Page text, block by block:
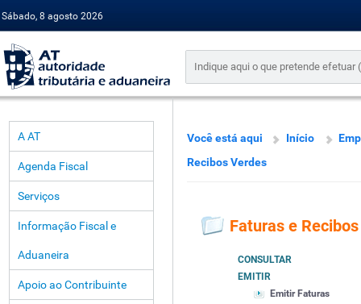
Sábado, 8 agosto 2026
A AT
Agenda Fiscal
Serviços
Informação Fiscal e
Aduaneira
Apoio ao Contribuinte
Você está aqui Início
Recibos Verdes
Faturas e
CONSULTAR
EMITIR
Emitir Faturas